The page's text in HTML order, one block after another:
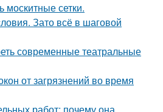
москитные сетки.
Зато всё в шаговой
современные театральные
от загрязнений во время
работ: почему она